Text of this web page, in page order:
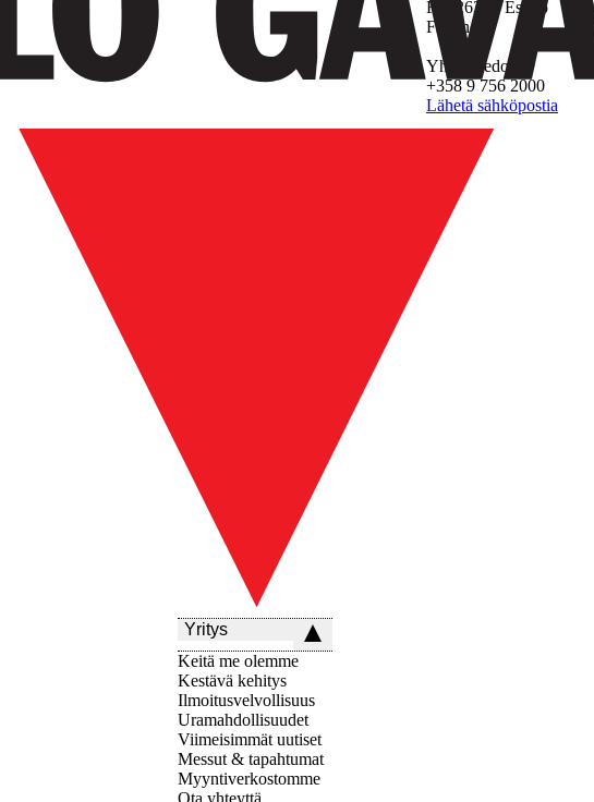
Yritys
Keitä me olemme
Kestävä kehitys
Ilmoitusvelvollisuus
Uramahdollisuudet
Viimeisimmät uutiset
Messut & tapahtumat
Myyntiverkostomme
Ota yhteyttä
FI-02630 - Espoo
Finland
Yhteystiedot
+358 9 756 2000
Lähetä sähköpostia